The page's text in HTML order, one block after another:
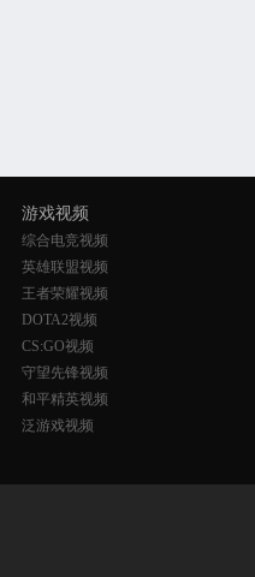
游戏视频
综合电竞视频
英雄联盟视频
王者荣耀视频
DOTA2视频
CS:GO视频
守望先锋视频
和平精英视频
泛游戏视频